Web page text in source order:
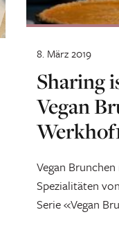
Sharing
Vegan
Vegan
Spezialitäten
Serie «Vegan
8. März 2019